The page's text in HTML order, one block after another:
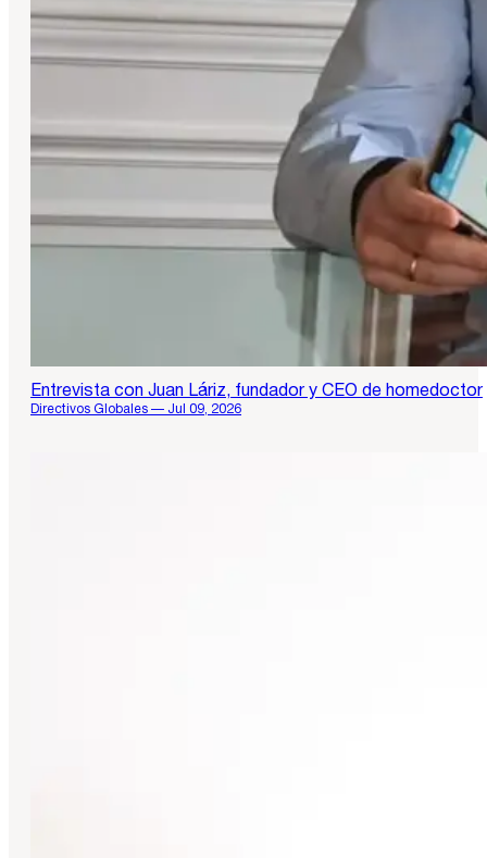
Entrevista con Juan Láriz, fundador y CEO de homedoctor
Directivos Globales — Jul 09, 2026